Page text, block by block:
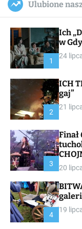
c
a
a
s
W
i
e
Ulubione
1
Ich
w
24
2
ICH
gaj”
21
3
Finał 67 DBT.
20
4
19